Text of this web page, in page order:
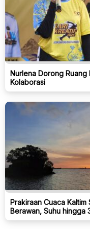
Nurlena Dorong
Kolaborasi
Prakiraan Cuaca
Berawan, Suhu hingga